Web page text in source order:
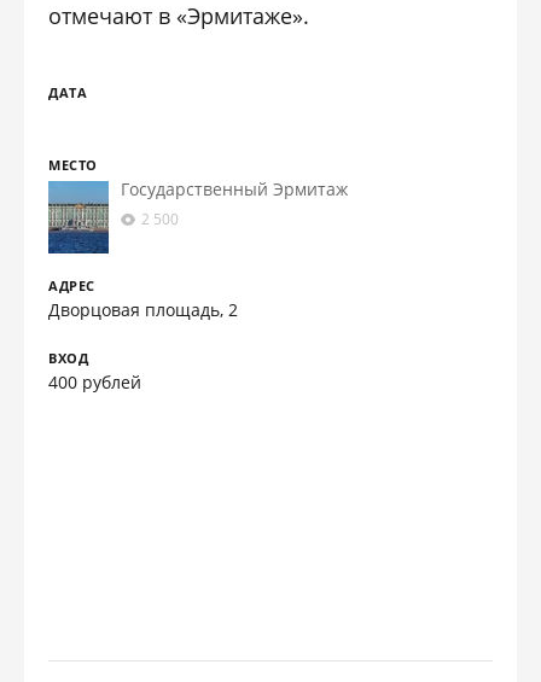
отмечают в «Эрмитаже».
ДАТА
МЕСТО
Государственный Эрмитаж
2 500
АДРЕС
Дворцовая площадь, 2
ВХОД
400 рублей